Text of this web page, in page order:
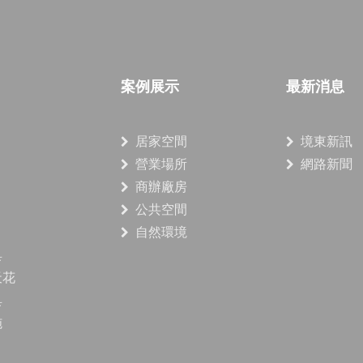
案例展示
居家空間
營業場所
商辦廠房
公共空間
自然環境
最新消息
境東新訊
網路新聞